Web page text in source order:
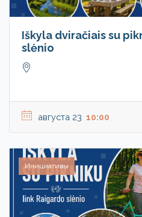
Iškyla dviračiais su
slėnio
августа 23 10:00
Инициативы